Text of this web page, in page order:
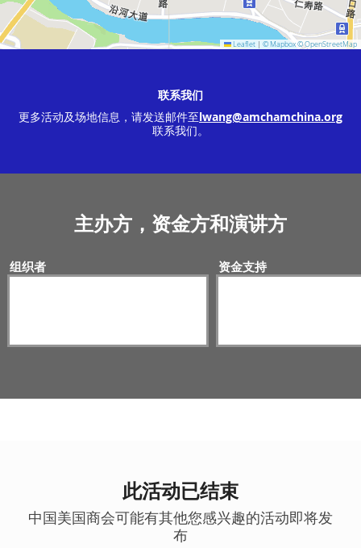
Leaflet | © Mapbox© OpenStreetMap
联系我们
更多活动及场地信息，请发送邮件至lwang@amchamchina.org
联系我们。
主办方，资金方和演讲方
组织者 资金支持
此活动已结束
中国美国商会可能有其他您感兴趣的活动即将发
布